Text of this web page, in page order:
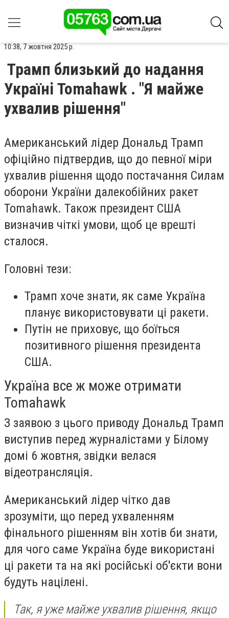
10:38, 7 жовтня 2025 р.
Трамп близький до надання
Україні Tomahawk . "Я майже
ухвалив рішення"
Американський лідер Дональд Трамп
офіційно підтвердив, що до певної міри
ухвалив рішення щодо постачання Силам
оборони України далекобійних ракет
Tomahawk. Також президент США
визначив чіткі умови, щоб це врешті
сталося.
Головні тези:
Трамп хоче знати, як саме Україна
планує використовувати ці ракети.
Путін не приховує, що боїться
позитивного рішення президента
США.
Україна все ж може отримати
Tomahawk
З заявою з цього приводу Дональд Трамп
виступив перед журналістами у Білому
домі 6 жовтня, звідки велася
відеотрансляція.
Американський лідер чітко дав
зрозуміти, що перед ухваленням
фінального рішенням він хотів би знати,
для чого саме Україна буде використані
ці ракети та на які російські об'єкти вони
будуть націлені.
Так, я уже майже ухвалив рішення, якщо